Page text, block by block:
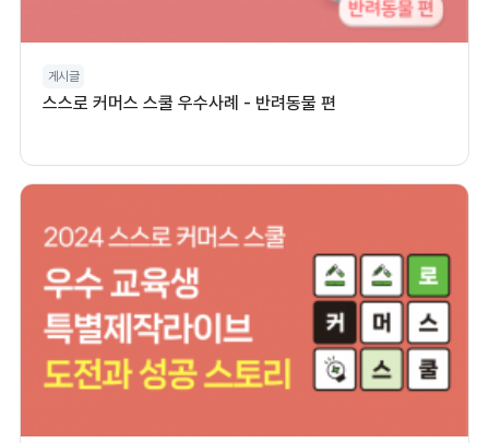
게시글
스스로 커머스 스쿨 우수사례 - 반려동물 편